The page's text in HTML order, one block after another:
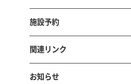
施設予約
関連リンク
お知らせ
電話 0858-23-5390 FAX